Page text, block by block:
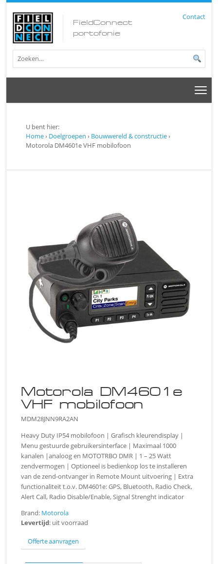
FieldConnect
portofonie
Contact
U bent hier:
Home› Doelgroepen › Bouwwereld & constructie›
Motorola DM4601e VHF mobilofoon
Motorola DM4601e
VHF mobilofoon
MDM28JNN9RA2AN
Heavy Duty IP54 mobilofoon | Grafisch kleurendisplay |
Menu gestuurde gebruikersinterface | Maximaal 1000
kanalen |analoog en MOTOTRBO DMR | 1 – 25 Watt
zendvermogen | Optioneel is bedienkop los te installeren
van de zend-ontvanger in Remote Mount uitvoering | Extra
functionaliteit t.o.v. DM4601e: GPS, Bluetooth, Radio Check,
Alert Call, Radio Disable/Enable, Signal Strenght indicator
Brand: Motorola
Levertijd: uit voorraad
Offerte aanvragen